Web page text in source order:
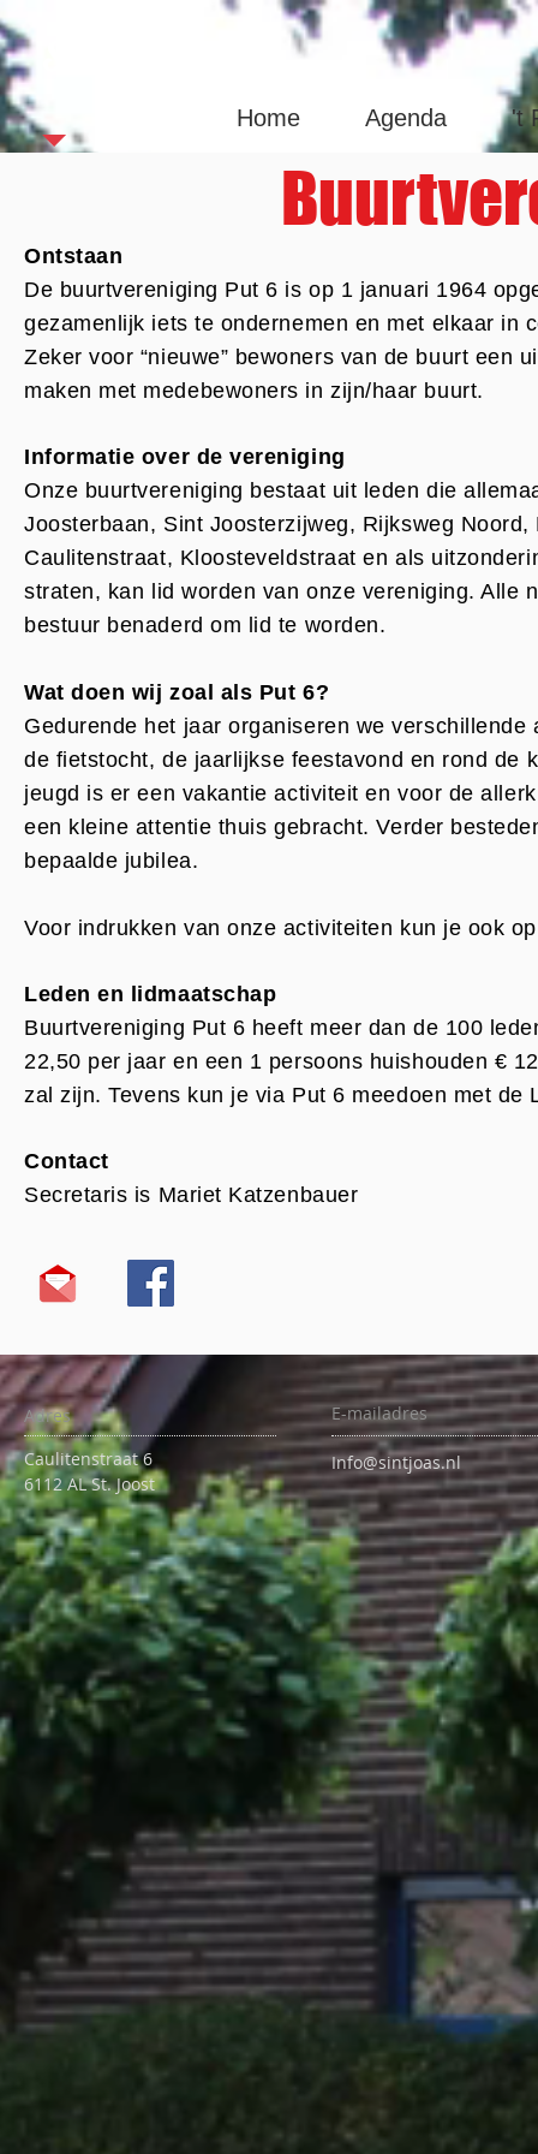
Home Agenda 't
Ontstaan
De buurtvereniging Put 6 is op 1 januari 1964
gezamenlijk iets te ondernemen en met elkaar in
Zeker voor “nieuwe” bewoners van de buurt een
maken met medebewoners in zijn/haar buurt.
Informatie over de vereniging
Onze buurtvereniging bestaat uit leden die
Joosterbaan, Sint Joosterzijweg, Rijksweg
Caulitenstraat, Kloosteveldstraat en als
straten, kan lid worden van onze vereniging. Alle
bestuur benaderd om lid te worden.
Wat doen wij zoal als Put 6?
Gedurende het jaar organiseren we
de fietstocht, de jaarlijkse feestavond en rond de
jeugd is er een vakantie activiteit en voor de
een kleine attentie thuis gebracht. Verder
bepaalde jubilea.
Voor indrukken van onze activiteiten kun je ook
Leden en lidmaatschap
Buurtvereniging Put 6 heeft meer dan de 100
22,50 per jaar en een 1 persoons huishouden €
zal zijn. Tevens kun je via Put 6 meedoen met
Contact
Secretaris is Mariet Katzenbauer
Adres
Caulitenstraat 6
6112 AL St. Joost
E-mailadres
Info@sintjoas.nl